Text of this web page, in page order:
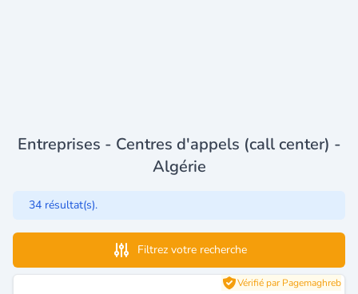
Entreprises - Centres d'appels (call center) -
Algérie
34 résultat(s).
Filtrez votre recherche
Vérifié par Pagemaghreb